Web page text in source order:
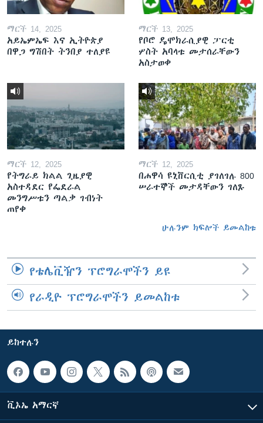
ማርች 14, 2025
አይኤምኤፍ እና ኢትዮጵያ
በዋጋ ግሽበት ትንበያ ተለያዩ
ማርች 13, 2025
የቦሮ ዴሞክራሲያዊ ፓርቲ
ሦስት አባላቱ መታሰራቸውን
አስታወቀ
ማርች 12, 2025
የትግራይ ክልል ጊዜያዊ
አስተዳደር የፌደራል
መንግሥቱን ጣልቃ ገብነት
ጠየቀ
ማርች 12, 2025
በሐዋሳ ዩኒቨርሲቲ ያገለገሉ 800
ሠራተኞች መታዳቸውን ገለጹ
ሁሉንም ክፍሎች ይመልከቱ
የቴሌቪዥን ፕሮግራሞችን ይዩ
የራዲዮ ፕሮግራሞችን ይመልከቱ
ይከተሉን
ቪኦኤ አማርኛ